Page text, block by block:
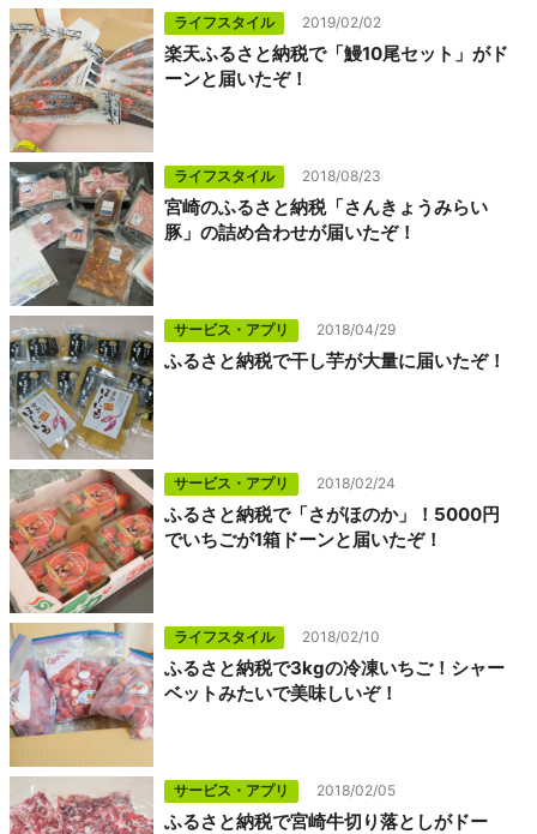
ライフスタイル 2019/02/02
楽天ふるさと納税で「鰻10尾セット」がド
ーンと届いたぞ！
ライフスタイル 2018/08/23
宮崎のふるさと納税「さんきょうみらい
豚」の詰め合わせが届いたぞ！
サービス・アプリ 2018/04/29
ふるさと納税で干し芋が大量に届いたぞ！
サービス・アプリ 2018/02/24
ふるさと納税で「さがほのか」！5000円
でいちごが1箱ドーンと届いたぞ！
ライフスタイル 2018/02/10
ふるさと納税で3kgの冷凍いちご！シャー
ベットみたいで美味しいぞ！
サービス・アプリ 2018/02/05
ふるさと納税で宮崎牛切り落としがドー